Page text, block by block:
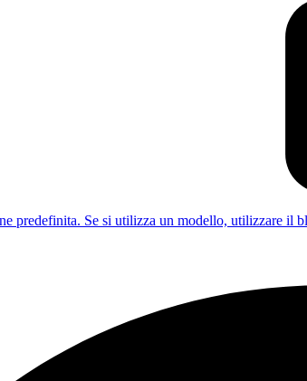
predefinita. Se si utilizza un modello, utilizzare